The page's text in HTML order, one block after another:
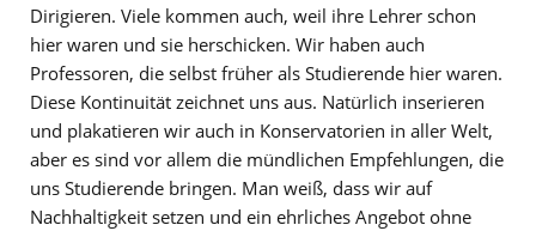
Dirigieren. Viele kommen auch, weil ihre Lehrer schon
hier waren und sie herschicken. Wir haben auch
Professoren, die selbst früher als Studierende hier waren.
Diese Kontinuität zeichnet uns aus. Natürlich inserieren
und plakatieren wir auch in Konservatorien in aller Welt,
aber es sind vor allem die mündlichen Empfehlungen, die
uns Studierende bringen. Man weiß, dass wir auf
Nachhaltigkeit setzen und ein ehrliches Angebot ohne